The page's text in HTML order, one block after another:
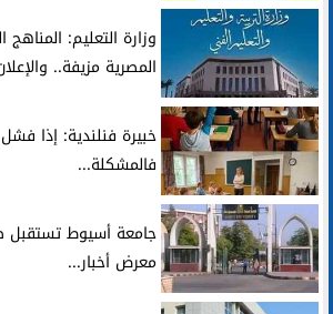
وزارة التعليم: المناهج
المصرية مزيفة..
خبيرة فنلندية: إذا
فالمشكلة...
جامعة أسيوط تستقبل
معرض أخبار...